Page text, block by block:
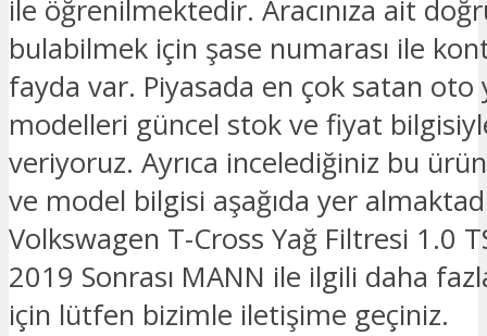
ile öğrenilmektedir. Aracınıza ait
bulabilmek için şase numarası ile
fayda var. Piyasada en çok satan oto
modelleri güncel stok ve fiyat
veriyoruz. Ayrıca incelediğiniz bu
ve model bilgisi aşağıda yer
Volkswagen T-Cross Yağ Filtresi 1.0
2019 Sonrası MANN ile ilgili daha
için lütfen bizimle iletişime geçiniz.